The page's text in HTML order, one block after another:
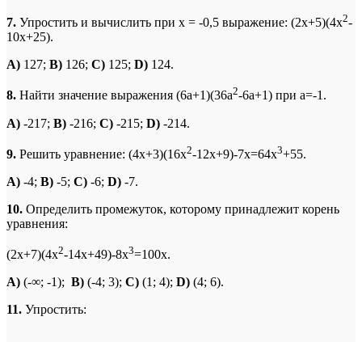
7. Упростить и вычислить при х = -0,5 выражение: (2x+5)(4x2-
10x+25).
A) 127; B) 126; C) 125; D) 124.
8. Найти значение выражения (6a+1)(36a2-6a+1) при а=-1.
A) -217; B) -216; C) -215; D) -214.
9. Решить уравнение: (4x+3)(16x2-12x+9)-7x=64x3+55.
A) -4; B) -5; C) -6; D) -7.
10. Определить промежуток, которому принадлежит корень
уравнения:
(2x+7)(4x2-14x+49)-8x3=100x.
A) (-∞; -1); B) (-4; 3); C) (1; 4); D) (4; 6).
11. Упростить: